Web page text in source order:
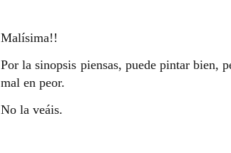
Malísima!!
Por la sinopsis piensas, puede pintar bien,
mal en peor.
No la veáis.